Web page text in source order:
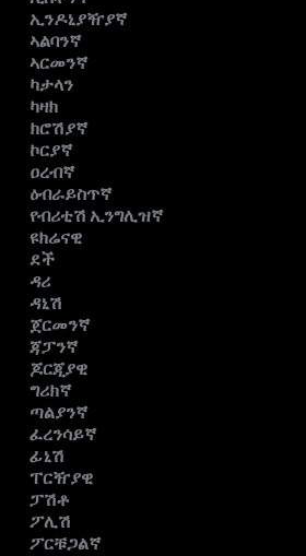
ኢንዶኒያዥያኛ
ኣልባንኛ
ኣርመንኛ
ካታላን
ካዛክ
ክሮሽያኛ
ኮርያኛ
ዐረብኛ
ዕብራይስጥኛ
የብሪቲሽ ኢንግሊዝኛ
ዩክሬናዊ
ደች
ዳሪ
ዳኒሽ
ጀርመንኛ
ጃፓንኛ
ጆርጂያዊ
ግሪክኛ
ጣልያንኛ
ፈረንሳይኛ
ፊኒሽ
ፐርዥያዊ
ፓሽቶ
ፖሊሽ
ፖርቹጋልኛ